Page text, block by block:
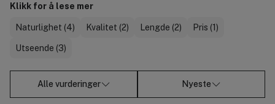
Klikk for å lese mer
Naturlighet (4) Kvalitet (2) Lengde (2) Pris (1)
Utseende (3)
Alle vurderinger Nyeste